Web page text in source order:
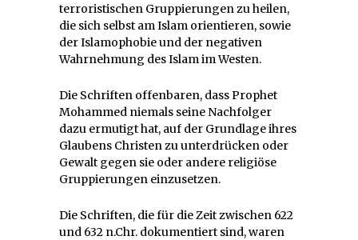
terroristischen Gruppierungen zu heilen,
die sich selbst am Islam orientieren, sowie
der Islamophobie und der negativen
Wahrnehmung des Islam im Westen.
Die Schriften offenbaren, dass Prophet
Mohammed niemals seine Nachfolger
dazu ermutigt hat, auf der Grundlage ihres
Glaubens Christen zu unterdrücken oder
Gewalt gegen sie oder andere religiöse
Gruppierungen einzusetzen.
Die Schriften, die für die Zeit zwischen 622
und 632 n.Chr. dokumentiert sind, waren